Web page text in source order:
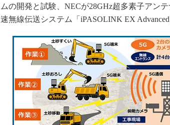
ムの開発と試験、NECが28GHz超多素子アン
速無線伝送システム「iPASOLINK EX